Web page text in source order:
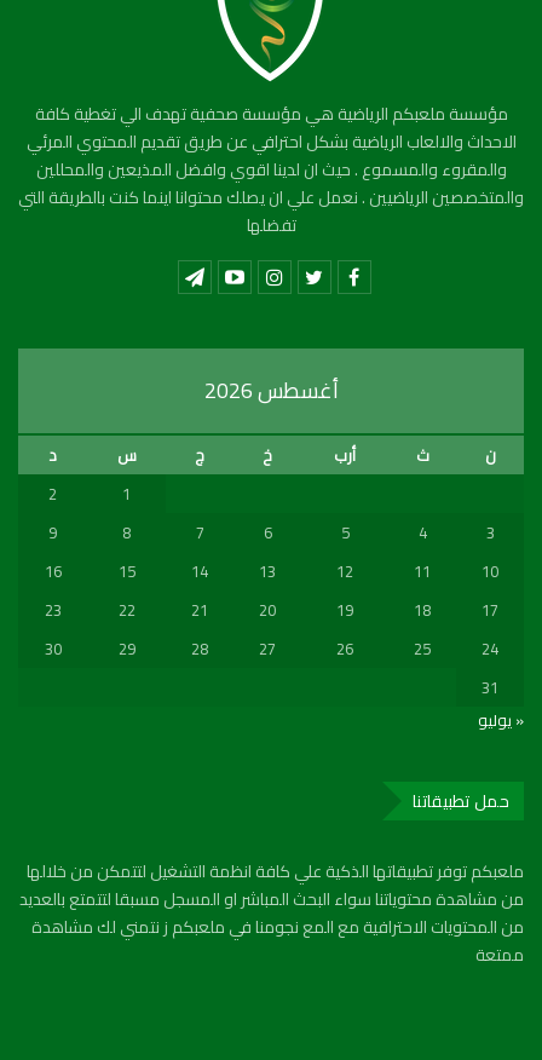
مؤسسة ملعبكم الرياضية هي مؤسسة صحفية تهدف الي تغطية كافة
الاحداث والالعاب الرياضية بشكل احترافي عن طريق تقديم المحتوي المرئي
والمقروء والمسموع . حيث ان لدينا اقوي وافضل المذيعين والمحللين
والمتخصصين الرياضيين . نعمل علي ان يصلك محتوانا اينما كنت بالطريقة التي
تفضلها
أغسطس 2026
ن ث أرب خ ج س
د
1
2
3
4
5
6
7
8
9
10
11
12
13
14
15
16
17
18
19
20
21
22
23
24
25
26
27
28
29
30
31
« يوليو
حمل تطبيقاتنا
ملعبكم توفر تطبيقاتها الذكية علي كافة انظمة التشغيل لتتمكن من خلالها
من مشاهدة محتوياتنا سواء البحث المباشر او المسجل مسبقا لتتمتع بالعديد
من المحتويات الاحترافية مع المع نجومنا في ملعبكم ز نتمني لك مشاهدة
ممتعة